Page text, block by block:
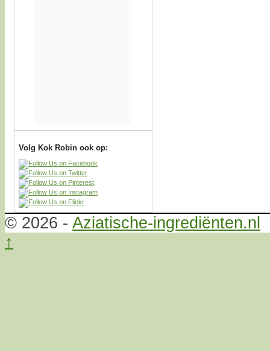
Volg Kok Robin ook op:
© 2026 - Aziatische-ingrediënten.nl
↑